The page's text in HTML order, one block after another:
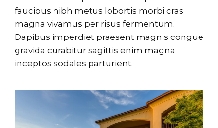
faucibus nibh metus lobortis morbi cras
magna vivamus per risus fermentum.
Dapibus imperdiet praesent magnis congue
gravida curabitur sagittis enim magna
inceptos sodales parturient.